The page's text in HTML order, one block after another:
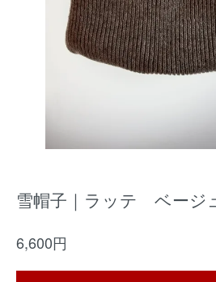
雪帽子｜ラッテ ベージ
6,600円